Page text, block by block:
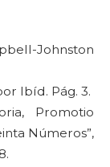
Johnston
Ibíd. Pág. 3.
Promotio
Números”,